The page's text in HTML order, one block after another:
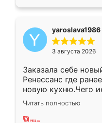
yaroslava1986
3 августа 2026
Заказала себе
Ренессанс где
новую кухню.Чего
вполне довольна.
два года, нареканий
Читать полностью